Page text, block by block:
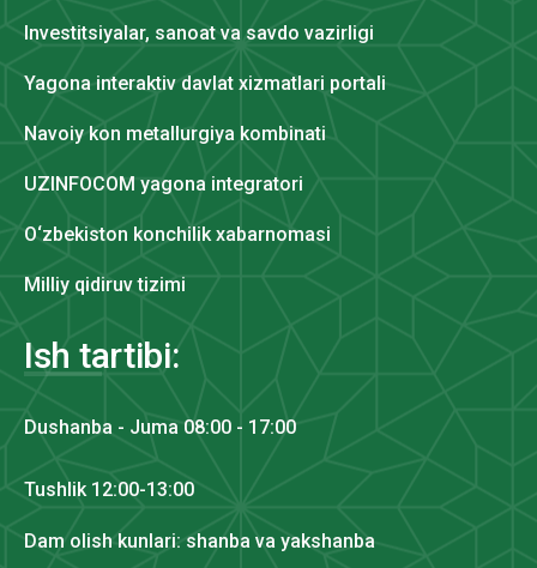
Investitsiyalar, sanoat va savdo vazirligi
Yagona interaktiv davlat xizmatlari portali
Navoiy kon metallurgiya kombinati
UZINFOCOM yagona integratori
O‘zbekiston konchilik xabarnomasi
Milliy qidiruv tizimi
Ish tartibi:
Dushanba - Juma 08:00 - 17:00
Tushlik 12:00-13:00
Dam olish kunlari: shanba va yakshanba